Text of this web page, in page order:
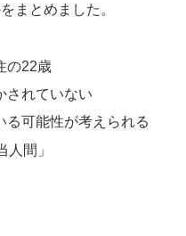
まとめました。
の22歳
されていない
る可能性が考えられる
間」